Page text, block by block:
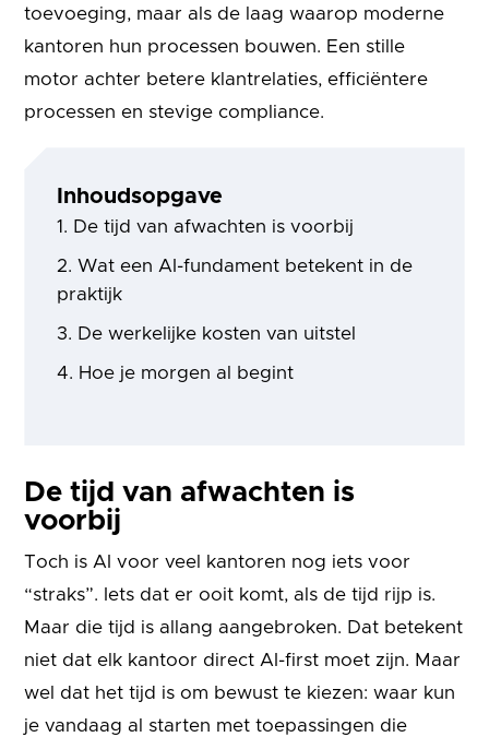
toevoeging, maar als de laag waarop moderne
kantoren hun processen bouwen. Een stille
motor achter betere klantrelaties, efficiëntere
processen en stevige compliance.
Inhoudsopgave
De tijd van afwachten is voorbij
Wat een AI-fundament betekent in de
praktijk
De werkelijke kosten van uitstel
Hoe je morgen al begint
De tijd van afwachten is
voorbij
Toch is AI voor veel kantoren nog iets voor
“straks”. Iets dat er ooit komt, als de tijd rijp is.
Maar die tijd is allang aangebroken. Dat betekent
niet dat elk kantoor direct AI-first moet zijn. Maar
wel dat het tijd is om bewust te kiezen: waar kun
je vandaag al starten met toepassingen die